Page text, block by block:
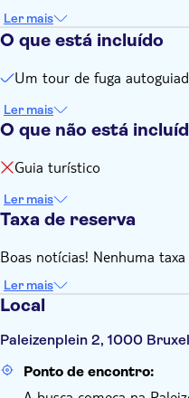
Ler mais
O que está incluído
Um tour de fuga
Ler mais
O que não está
Guia turístico
Ler mais
Taxa de reserva
Boas notícias! Nenhuma
Ler mais
Local
Paleizenplein 2, 1000
Ponto de encontro: